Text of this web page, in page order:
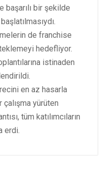
bir şekilde
de franchise
hedefliyor.
istinaden
en az hasarla
yürüten
tüm katılımcıların
erdi.